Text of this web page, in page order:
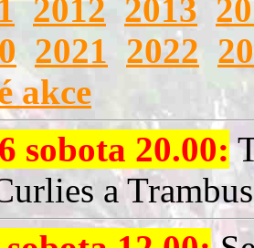
2012 2013
2021 2022
akce
sobota 20.00:
a